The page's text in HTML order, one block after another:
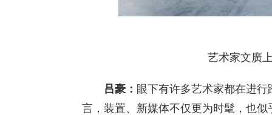
艺术家文廣上
吕豪： 眼下有许多艺术家都在进
言，装置、新媒体不仅更为时髦，也